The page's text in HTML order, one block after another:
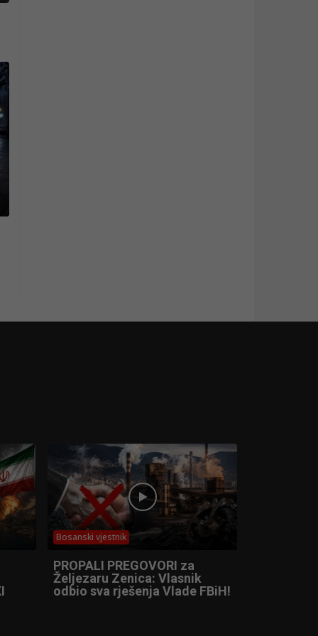
Bosanski vjestnik
PROPALI PREGOVORI za
Željezaru Zenica: Vlasnik
odbio sva rješenja Vlade FBiH!